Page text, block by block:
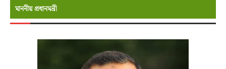
মাননীয় প্রধানমন্রী